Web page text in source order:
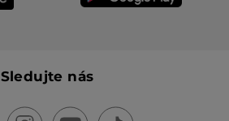
Sledujte nás